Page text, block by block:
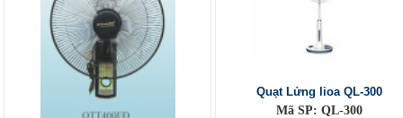
Quạt Lửng lioa QL-300
Mã SP: QL-300